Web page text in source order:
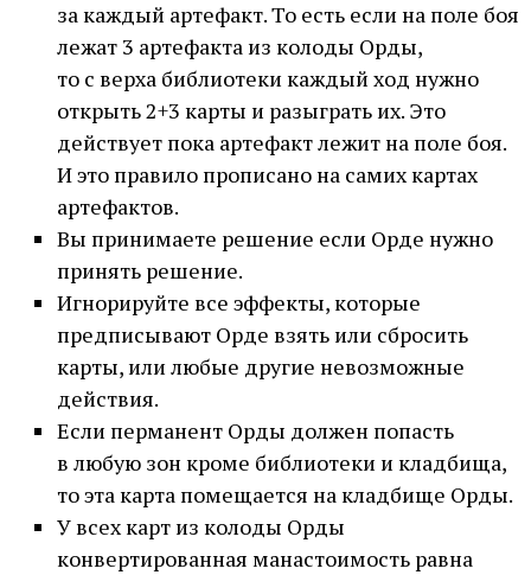
за каждый артефакт. То есть если на поле боя
лежат 3 артефакта из колоды Орды,
то с верха библиотеки каждый ход нужно
открыть 2+3 карты и разыграть их. Это
действует пока артефакт лежит на поле боя.
И это правило прописано на самих картах
артефактов.
Вы принимаете решение если Орде нужно
принять решение.
Игнорируйте все эффекты, которые
предписывают Орде взять или сбросить
карты, или любые другие невозможные
действия.
Если перманент Орды должен попасть
в любую зон кроме библиотеки и кладбища,
то эта карта помещается на кладбище Орды.
У всех карт из колоды Орды
конвертированная манастоимость равна